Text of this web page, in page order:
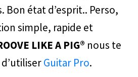
Bon état d’esprit.. Perso,
simple, rapide et
LIKE A PIG® nous te
Guitar Pro.